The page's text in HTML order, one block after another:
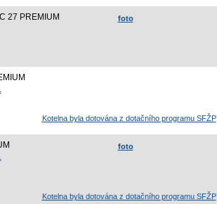
27 PREMIUM
foto
Kotelna byla dotována z dotačního programu SFŽP
foto
Kotelna byla dotována z dotačního programu SFŽP